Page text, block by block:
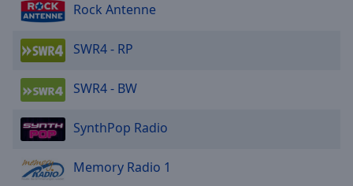
Rock Antenne
SWR4 - RP
SWR4 - BW
SynthPop Radio
Memory Radio 1